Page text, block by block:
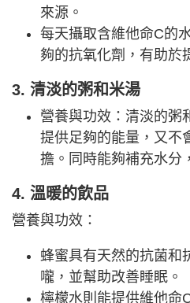
來源。
每天攝取含維他命C的
夠的抗氧化劑，有助於
3. 清淡的粥和米湯
營養與功效：清淡的粥
提供足夠的能量，又不
擔。同時能夠補充水分
4. 溫暖的飲品
營養與功效：
蜂蜜具有天然的抗菌和
嚨，並幫助改善睡眠。
檸檬水則能提供維他命